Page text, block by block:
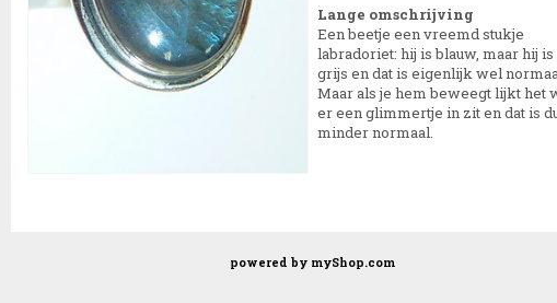
Lange omschrijving
Een beetje een vreemd stukje
labradoriet: hij is blauw, maar hij
grijs en dat is eigenlijk wel
Maar als je hem beweegt lijkt het
er een glimmertje in zit en dat is
minder normaal.
powered by myShop.com